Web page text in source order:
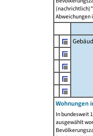
Abweichungen
Wohnungen
In bundesweit
ausgewählt